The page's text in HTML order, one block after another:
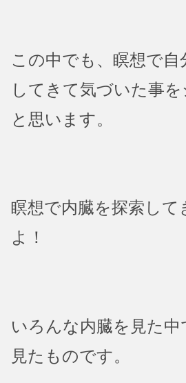
この中でも、瞑想で自
してきて気づいた事
と思います。
瞑想で内臓を探索して
よ！
いろんな内臓を見た
見たものです。